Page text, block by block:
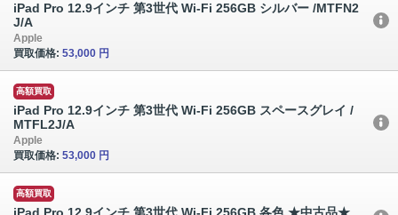
iPad Pro 12.9インチ 第3世代 Wi-Fi 256GB シルバー /MTFN2
J/A
Apple
買取価格: 53,000 円
高額買取
iPad Pro 12.9インチ 第3世代 Wi-Fi 256GB スペースグレイ /
MTFL2J/A
Apple
買取価格: 53,000 円
高額買取